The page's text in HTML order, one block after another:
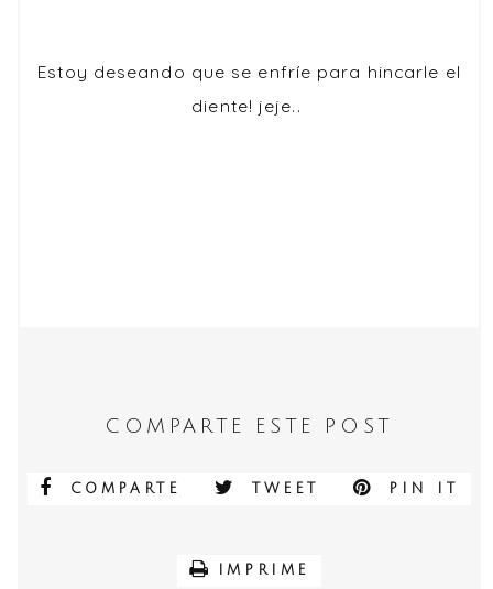
Estoy deseando que se enfríe para hincarle el
diente! jeje..
COMPARTE ESTE POST
COMPARTE TWEET PIN IT
IMPRIME